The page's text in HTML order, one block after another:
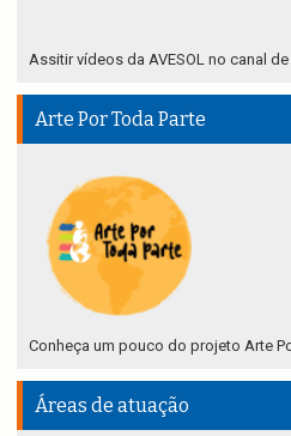
Assitir vídeos da AVESOL no canal de
Arte Por Toda Parte
Conheça um pouco do projeto Arte
Áreas de atuação